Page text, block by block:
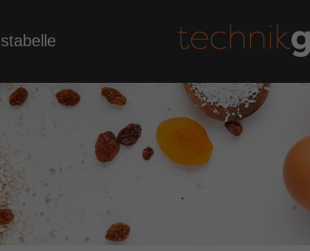
Auf meinen Social Media Kanälen gibt
es regelmäßig Udpates und Bilder!